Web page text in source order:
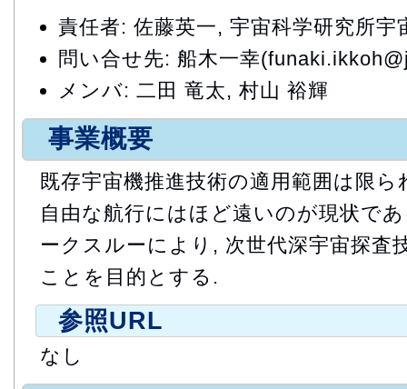
責任者: 佐藤英一, 宇宙科学研究所宇
問い合せ先: 船木一幸
メンバ: 二田 竜太, 村山 裕輝
事業概要
既存宇宙機推進技術の適用範囲は限
自由な航行にはほど遠いのが現状で
ークスルーにより, 次世代深宇宙探査
ことを目的とする.
参照URL
なし